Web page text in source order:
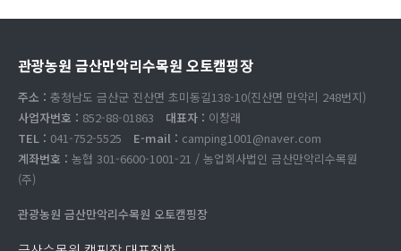
관광농원 금산만악리수목원 오토캠핑장
주소 : 충청남도 금산군 진산면 초미동길138-10(진산면 만악리 248번지)
사업자번호 : 852-88-01863 대표자 : 이창래
TEL : 041-752-5525 E-mail : camping1001@naver.com
계좌번호 : 농협 301-6600-1001-21 / 농업회사법인 금산만악리수목원
(주)
관광농원 금산만악리수목원 오토캠핑장